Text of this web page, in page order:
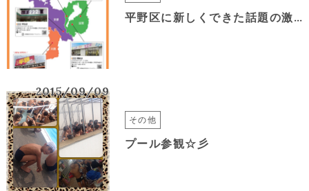
平野区に新しくできた話題の激安ショップ222(トリプルツー)に行ってきました
2015/09/09
その他
プール参観☆彡